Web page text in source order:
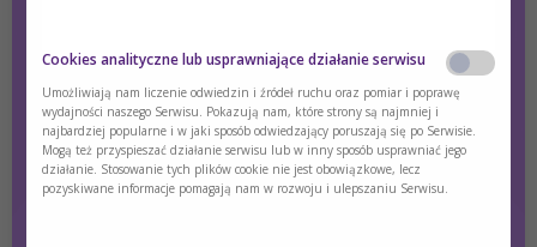
Czy jesteś osobą posiadającą kwalifikacje z
zakresu medycyny, farmacji, pielęgniarstwa,
Cookies analityczne lub usprawniające działanie serwisu
Umożliwiają nam liczenie odwiedzin i źródeł ruchu oraz pomiar i poprawę
wydajności naszego Serwisu. Pokazują nam, które strony są najmniej i
najbardziej popularne i w jaki sposób odwiedzający poruszają się po Serwisie.
Mogą też przyspieszać działanie serwisu lub w inny sposób usprawniać jego
działanie. Stosowanie tych plików cookie nie jest obowiązkowe, lecz
pozyskiwane informacje pomagają nam w rozwoju i ulepszaniu Serwisu.